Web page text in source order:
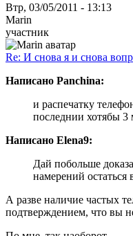
Втр, 03/05/2011 - 13:13
Marin
участник
Re: И снова я и снова
Написано Panchina:
и распечатку
последнии хотябы 3
Написано Elena9:
Дай побольше
намерений остаться
А разве наличие частых
подтверждением, что вы